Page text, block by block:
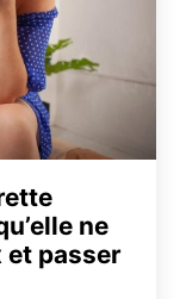
ne
et passer